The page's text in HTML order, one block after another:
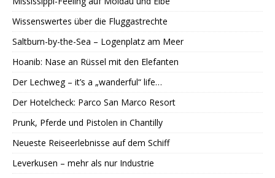
Wissenswertes über die Fluggastrechte
Saltburn-by-the-Sea – Logenplatz am Meer
Hoanib: Nase an Rüssel mit den Elefanten
Der Lechweg – it’s a „wanderful“ life…
Der Hotelcheck: Parco San Marco Resort
Prunk, Pferde und Pistolen in Chantilly
Neueste Reiseerlebnisse auf dem Schiff
Leverkusen – mehr als nur Industrie